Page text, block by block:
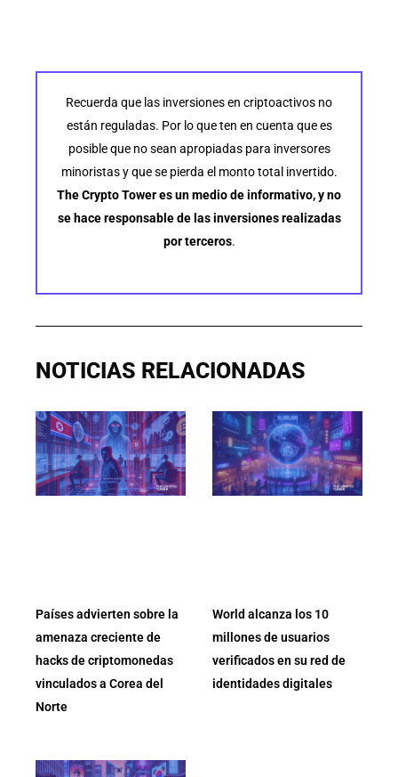
Recuerda que las inversiones en criptoactivos no
están reguladas. Por lo que ten en cuenta que es
posible que no sean apropiadas para inversores
minoristas y que se pierda el monto total invertido.
The Crypto Tower es un medio de informativo, y no
se hace responsable de las inversiones realizadas
por terceros.
NOTICIAS RELACIONADAS
Países advierten sobre la
amenaza creciente de
hacks de criptomonedas
vinculados a Corea del
Norte
World alcanza los 10
millones de usuarios
verificados en su red de
identidades digitales